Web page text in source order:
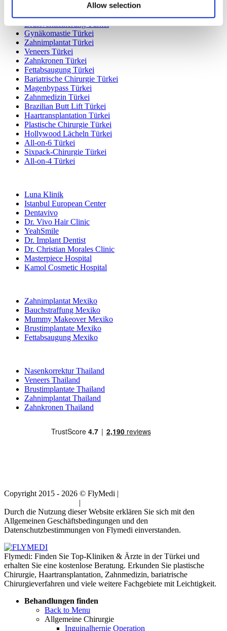
Allow selection
Nasenkorrektur Türkei
Brustimplantate Türkei
Brustverkleinerung Türkei
Gynäkomastie Türkei
Zahnimplantat Türkei
Veneers Türkei
Zahnkronen Türkei
Fettabsaugung Türkei
Bariatrische Chirurgie Türkei
Magenbypass Türkei
Zahnmedizin Türkei
Brazilian Butt Lift Türkei
Haartransplantation Türkei
Plastische Chirurgie Türkei
Hollywood Lächeln Türkei
All-on-6 Türkei
Sixpack-Chirurgie Türkei
All-on-4 Türkei
Luna Klinik
Istanbul European Center
Dentavivo
Dr. Vivo Hair Clinic
YeahSmile
Dr. Implant Dentist
Dr. Christian Morales Clinic
Masterpiece Hospital
Kamol Cosmetic Hospital
Zahnimplantat Mexiko
Bauchstraffung Mexiko
Mummy Makeover Mexiko
Brustimplantate Mexiko
Fettabsaugung Mexiko
Nasenkorrektur Thailand
Veneers Thailand
Brustimplantate Thailand
Zahnimplantat Thailand
Zahnkronen Thailand
Copyright 2015 - 2026 © FlyMedi |
|
Durch die Nutzung dieser Website erklären Sie sich mit den
Allgemeinen Geschäftsbedingungen und den
Datenschutzbestimmungen von Flymedi einverstanden.
Flymedi: Finden Sie Top-Kliniken & Ärzte in der Türkei und
erhalten Sie eine kostenlose Beratung. Erkunden Sie plastische
Chirurgie, Haartransplantation, Zahnmedizin, bariatrische
Chirurgieverfahren und viele weitere Fachgebiete mit Leichtigkeit.
Behandlungen finden
Back to Menu
Allgemeine Chirurgie
Inguinalhernie Operation